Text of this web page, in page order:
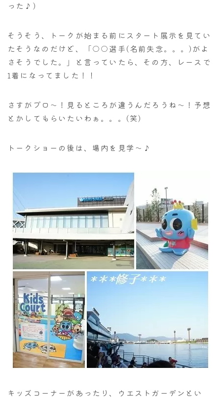
った♪)
そうそう、トークが始まる前にスタート展示を見てい
たそうなのだけど、「○○選手(名前失念。。。)がよ
さそうでした。」と言っていたら、その方、レースで
1着になってました！！
さすがプロ～！見るところが違うんだろうね～！予想
とかしてもらいたいわぁ。。。(笑)
トークショーの後は、場内を見学～♪
キッズコーナーがあったり、ウエストガーデンとい